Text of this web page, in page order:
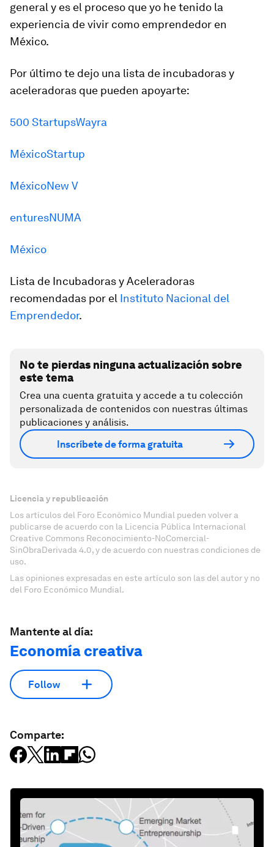
general y es el proceso que yo he tenido la
experiencia de vivir como emprendedor en
México.
Por último te dejo una lista de incubadoras y
aceleradoras que pueden apoyarte:
500 StartupsWayra
MéxicoStartup
MéxicoNew V
enturesNUMA
México
Lista de Incubadoras y Aceleradoras
recomendadas por el Instituto Nacional del
Emprendedor.
No te pierdas ninguna actualización sobre
este tema
Crea una cuenta gratuita y accede a tu colección
personalizada de contenidos con nuestras últimas
publicaciones y análisis.
Inscríbete de forma gratuita
Licencia y republicación
Los artículos del Foro Económico Mundial pueden volver a
publicarse de acuerdo con la Licencia Pública Internacional
Creative Commons Reconocimiento-NoComercial-
SinObraDerivada 4.0, y de acuerdo con nuestras condiciones de
uso.
Las opiniones expresadas en este artículo son las del autor y no
del Foro Económico Mundial.
Mantente al día:
Economía creativa
Follow
Comparte: